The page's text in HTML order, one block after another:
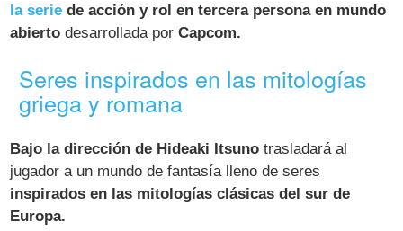
la serie de acción y rol en tercera persona en mundo
abierto desarrollada porCapcom.
Seres inspirados en las mitologías
griega y romana
Bajo la dirección de Hideaki Itsuno trasladará al
jugador a un mundo de fantasía lleno de seres
inspirados en las mitologías clásicas del sur de
Europa.